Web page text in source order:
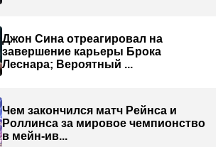
Джон Сина отреагировал на
завершение карьеры Брока
Леснара; Вероятный ...
Чем закончился матч Рейнса и
Роллинса за мировое чемпионство
в мейн-ив...